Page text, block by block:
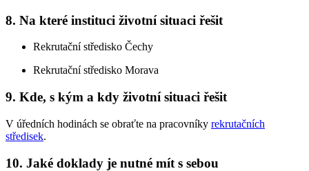
8. Na které instituci životní situaci řešit
Rekrutační středisko Čechy
Rekrutační středisko Morava
9. Kde, s kým a kdy životní situaci řešit
V úředních hodinách se obraťte na pracovníky rekrutačních
středisek.
10. Jaké doklady je nutné mít s sebou